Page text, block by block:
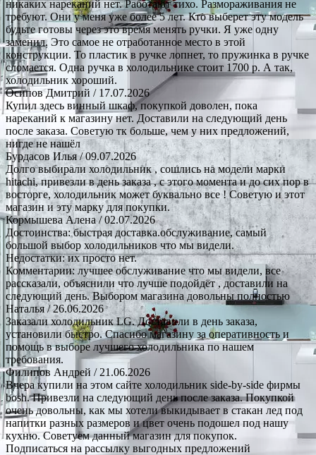
никаких нареканий нет. Работают тихо. Размораживания не
требуют. Они у меня уже более 5 лет. Кто выберет эту модель
будьте готовы через это время менять ручки. Я уже одну
заменил. Это самое не отработанное место в этой
конструкции. То пластик в ручке лопнет, то пружинка в ручке
сломается. Одна ручка в холодильнике стоит 1700 р. А так,
холодильник хороший.
Осипов Дмитрий / 17.07.2026
Купил здесь винный шкаф, покупкой доволен, пока
нареканий к магазину нет. Доставили на следующий день
после заказа. Советую тк больше, чем у них предложений,
нигде не нашёл
Бурдасов Илья/ 09.07.2026
Долго выбирали холодильник , сошлись на модели марки
hitachi, привезли в день заказа , с этого момента и до сих пор в
восторге, холодильник может буквально все ! Советую и этот
магазин и эту марку для покупки.
Кормышева Алена/ 02.07.2026
Достоинства: быстрая доставка.обслуживание, самый
большой выбор холодильников что мы видели.
Недостатки: их просто нет.
Комментарии: лучшее обслуживание что мы видели, все
рассказали, объяснили что лучше подойдёт , доставили на
следующий день. Выбором магазина довольны полностью
Наталья/ 26.06.2026
Заказали холодильник LG. Доставили в день заказа,
установили быстро. Спасибо магазину за оперативность и
помощь в выборе лучшего холодильника по нашем
требования.
Филипов Андрей / 21.06.2026
Вчера купили на этом сайте холодильник side-by-side фирмы
bosh. Привезли на следующий день после заказа. Покупкой
очень довольны, как мы хотели выкидывает в стакан лед под
напитки разных размеров и цвет очень подошел под нашу
кухню. Советуем данный магазин для покупок.
Подписаться на рассылку выгодных предложений